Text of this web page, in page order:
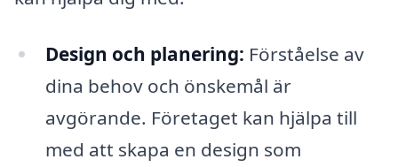
Design och planering: Förståelse av
dina behov och önskemål är
avgörande. Företaget kan hjälpa till
med att skapa en design som